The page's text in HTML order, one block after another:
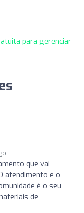
para gerenciar
que vai
atendimento e o
é o seu
de